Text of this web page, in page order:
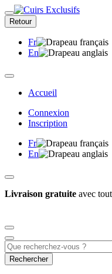
Retour
Fr
En
Accueil
Connexion
Inscription
Fr
En
Livraison gratuite avec
Rechercher